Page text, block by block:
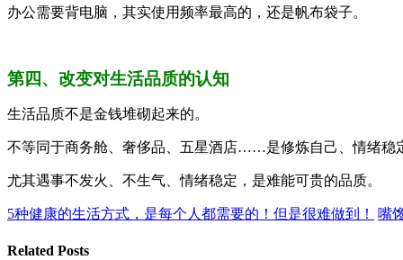
办公需要背电脑，其实使用频率最高的，还是帆布袋子。
第四、改变对生活品质的认知
生活品质不是金钱堆砌起来的。
不等同于商务舱、奢侈品、五星酒店……是修炼自己、情绪稳
尤其遇事不发火、不生气、情绪稳定，是难能可贵的品质。
5种健康的生活方式，是每个人都需要的！但是很难做到！ 嘴
Related Posts